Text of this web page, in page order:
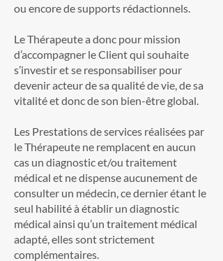
ou encore de supports rédactionnels.
Le Thérapeute a donc pour mission
d’accompagner le Client qui souhaite
s’investir et se responsabiliser pour
devenir acteur de sa qualité de vie, de sa
vitalité et donc de son bien-être global.
Les Prestations de services réalisées par
le Thérapeute ne remplacent en aucun
cas un diagnostic et/ou traitement
médical et ne dispense aucunement de
consulter un médecin, ce dernier étant le
seul habilité à établir un diagnostic
médical ainsi qu’un traitement médical
adapté, elles sont strictement
complémentaires.